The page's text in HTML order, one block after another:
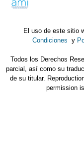
El uso de este sitio
Condiciones y
Todos los Derechos
parcial, así como su
de su titular.
permission